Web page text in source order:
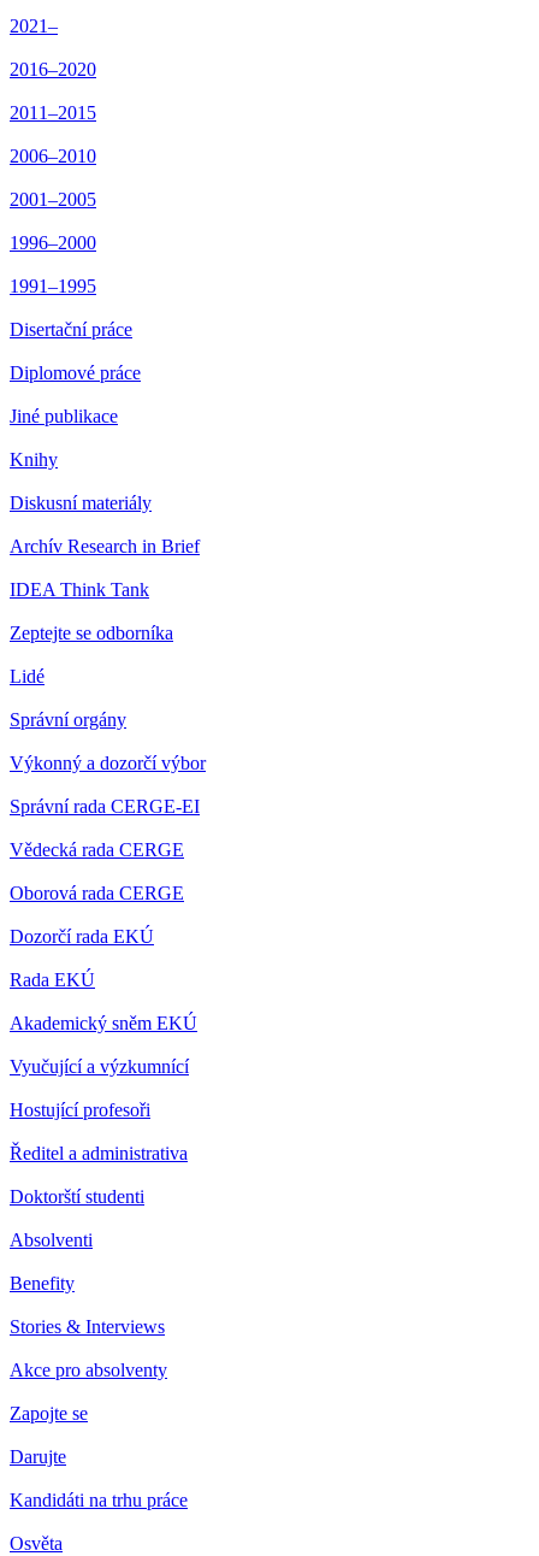
2021–
2016–2020
2011–2015
2006–2010
2001–2005
1996–2000
1991–1995
Disertační práce
Diplomové práce
Jiné publikace
Knihy
Diskusní materiály
Archív Research in Brief
IDEA Think Tank
Zeptejte se odborníka
Lidé
Správní orgány
Výkonný a dozorčí výbor
Správní rada CERGE-EI
Vědecká rada CERGE
Oborová rada CERGE
Dozorčí rada EKÚ
Rada EKÚ
Akademický sněm EKÚ
Vyučující a výzkumnící
Hostující profesoři
Ředitel a administrativa
Doktorští studenti
Absolventi
Benefity
Stories & Interviews
Akce pro absolventy
Zapojte se
Darujte
Kandidáti na trhu práce
Osvěta